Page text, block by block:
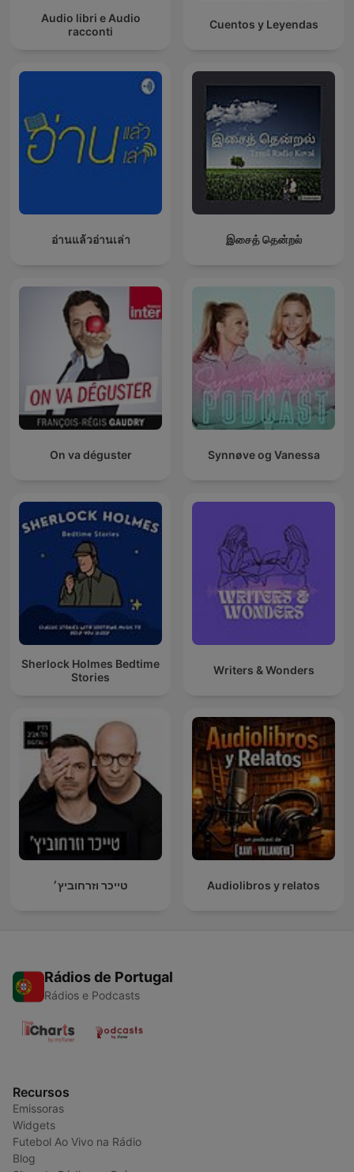
Audio libri e Audio
racconti
Cuentos y Leyendas
อ่านแล้วอ่านเล่า இசைத் தென்றல்
On va déguster Synnøve og Vanessa
Sherlock Holmes Bedtime
Stories
Writers & Wonders
טייכר וזרחוביץ׳ Audiolibros y relatos
Rádios de Portugal
Rádios e Podcasts
Recursos
Emissoras
Widgets
Futebol Ao Vivo na Rádio
Blog